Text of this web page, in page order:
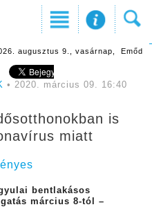
augusztus 9., vasárnap, Emőd
• 2020. március 09. 16:40
is
miatt
bentlakásos
március 8-tól –